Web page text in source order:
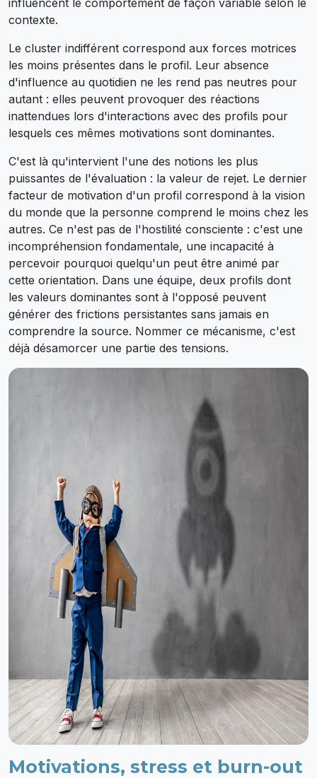
contexte.
Le cluster indifférent correspond aux forces motrices
les moins présentes dans le profil. Leur absence
d'influence au quotidien ne les rend pas neutres pour
autant : elles peuvent provoquer des réactions
inattendues lors d'interactions avec des profils pour
lesquels ces mêmes motivations sont dominantes.
C'est là qu'intervient l'une des notions les plus
puissantes de l'évaluation : la valeur de rejet. Le dernier
facteur de motivation d'un profil correspond à la vision
du monde que la personne comprend le moins chez les
autres. Ce n'est pas de l'hostilité consciente : c'est une
incompréhension fondamentale, une incapacité à
percevoir pourquoi quelqu'un peut être animé par
cette orientation. Dans une équipe, deux profils dont
les valeurs dominantes sont à l'opposé peuvent
générer des frictions persistantes sans jamais en
comprendre la source. Nommer ce mécanisme, c'est
déjà désamorcer une partie des tensions.
Motivations, stress et burn-out